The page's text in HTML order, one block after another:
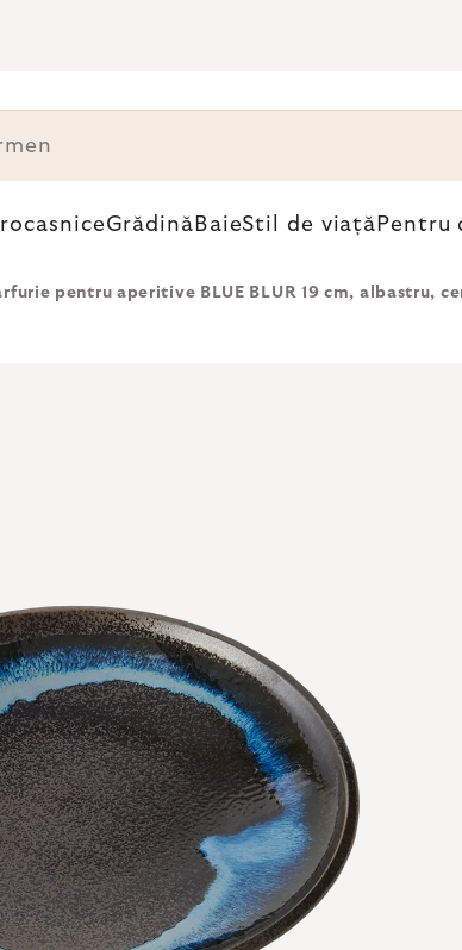
Grădină BaieStil de viață Pentru
pentru aperitive BLUE BLUR 19 cm, albastru,